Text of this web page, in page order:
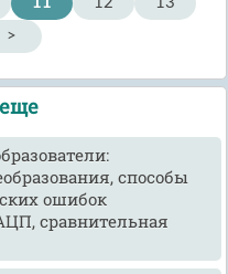
>
способы
ошибок
сравнительная